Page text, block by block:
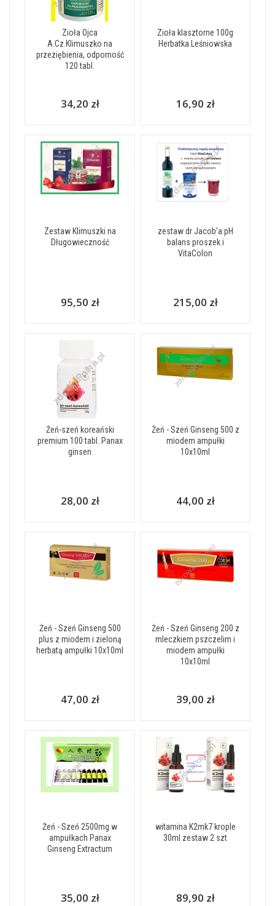
Zioła Ojca
A.Cz.Klimuszko na
przeziębienia, odporność
120 tabl.
34,20 zł
Zioła klasztorne 100g
Herbatka Leśniowska
16,90 zł
Zestaw Klimuszki na
Długowieczność
95,50 zł
zestaw dr Jacob'a pH
balans proszek i
VitaColon
215,00 zł
Żeń-szeń koreański
premium 100 tabl. Panax
ginsen
28,00 zł
Żeń - Szeń Ginseng 500 z
miodem ampułki
10x10ml
44,00 zł
Żeń - Szeń Ginseng 500
plus z miodem i zieloną
herbatą ampułki 10x10ml
47,00 zł
Żeń - Szeń Ginseng 200 z
mleczkiem pszczelim i
miodem ampułki
10x10ml
39,00 zł
Żeń - Szeń 2500mg w
ampułkach Panax
Ginseng Extractum
35,00 zł
witamina K2mk7 krople
30ml zestaw 2 szt
89,90 zł